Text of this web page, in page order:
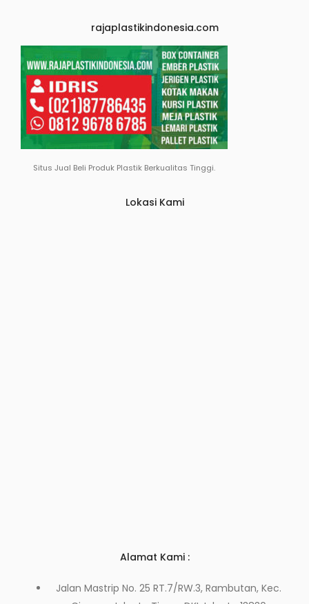
rajaplastikindonesia.com
Situs Jual Beli Produk Plastik Berkualitas Tinggi.
Lokasi Kami
Alamat Kami :
Jalan Mastrip No. 25 RT.7/RW.3, Rambutan, Kec.